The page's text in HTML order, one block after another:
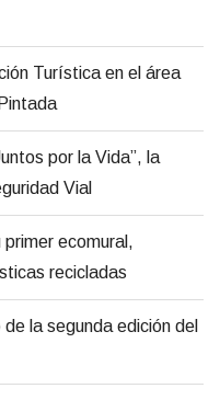
Turística en el área
por la Vida”, la
Vial
primer ecomural,
recicladas
la segunda edición del